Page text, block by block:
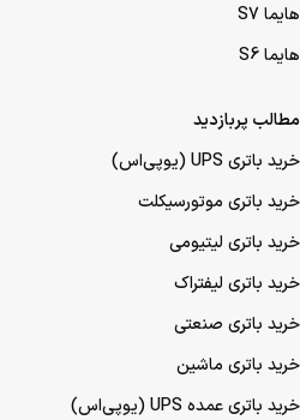
هایما S7
هایما S6
مطالب پربازدید
خرید باتری UPS (یو‌پی‌اس)
خرید باتری موتورسیکلت
خرید باتری لیتیومی
خرید باتری لیفتراک
خرید باتری صنعتی
خرید باتری ماشین
خرید باتری عمده UPS (یو‌پی‌اس)